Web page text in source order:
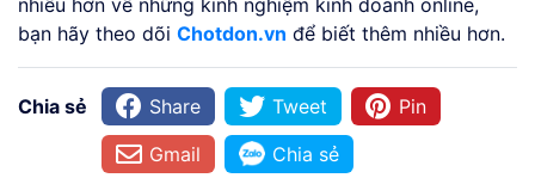
nhiều hơn về những kinh nghiệm kinh doanh online,
bạn hãy theo dõi Chotdon.vn để biết thêm nhiều hơn.
Chia sẻ Share Tweet
Pin
Gmail
Chia sẻ